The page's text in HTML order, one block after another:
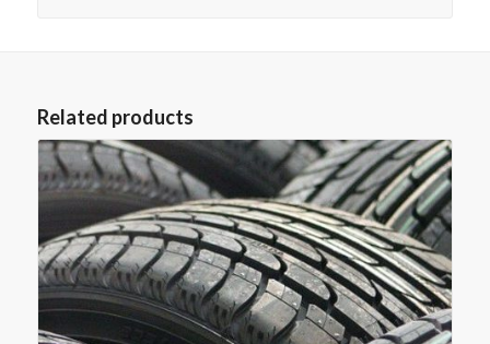
Related products